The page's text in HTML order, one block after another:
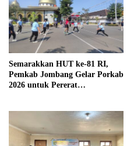
Semarakkan HUT ke-81 RI,
Pemkab Jombang Gelar Porkab
2026 untuk Pererat